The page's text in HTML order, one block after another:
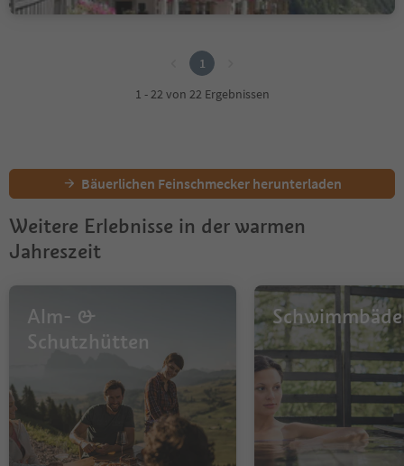
1
1 - 22 von 22 Ergebnissen
Bäuerlichen Feinschmecker herunterladen
Weitere Erlebnisse in der warmen
Jahreszeit
Alm- &
Schutzhütten